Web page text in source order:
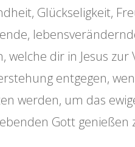
Glückseligkeit,
welche dir in Jesus
entgegen,
werden, um das
Gott genießen